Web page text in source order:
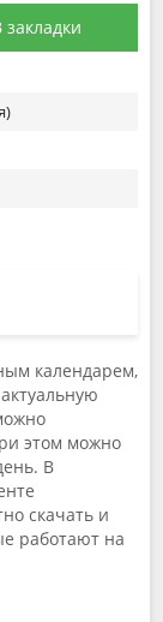
закладки
календарем,
этом можно
В
скачать и
работают на